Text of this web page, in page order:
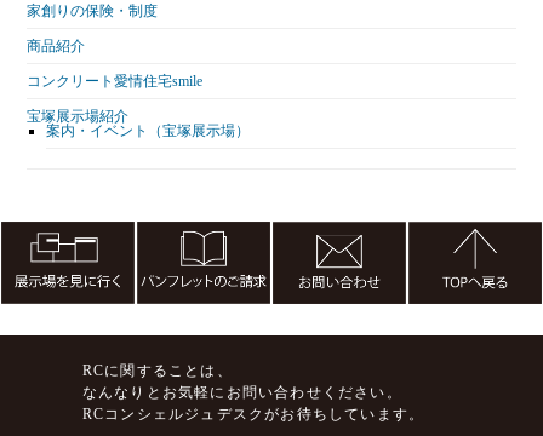
家創りの保険・制度
商品紹介
コンクリート愛情住宅smile
宝塚展示場紹介
案内・イベント（宝塚展示場）
RCに関することは、
なんなりとお気軽にお問い合わせください。
RCコンシェルジュデスクがお待ちしています。